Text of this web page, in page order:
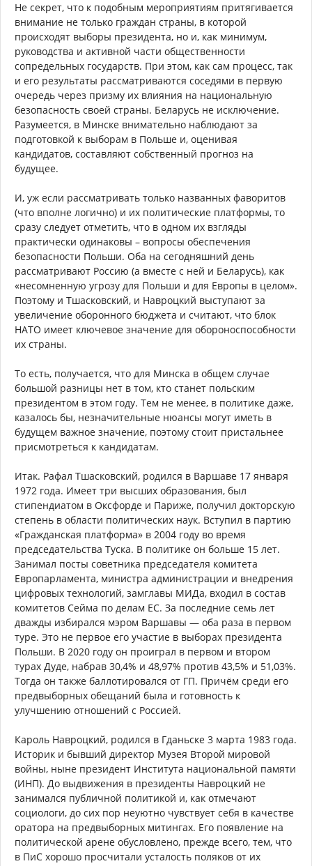
Не секрет, что к подобным мероприятиям притягивается
внимание не только граждан страны, в которой
происходят выборы президента, но и, как минимум,
руководства и активной части общественности
сопредельных государств. При этом, как сам процесс, так
и его результаты рассматриваются соседями в первую
очередь через призму их влияния на национальную
безопасность своей страны. Беларусь не исключение.
Разумеется, в Минске внимательно наблюдают за
подготовкой к выборам в Польше и, оценивая
кандидатов, составляют собственный прогноз на
будущее.
И, уж если рассматривать только названных фаворитов
(что вполне логично) и их политические платформы, то
сразу следует отметить, что в одном их взгляды
практически одинаковы – вопросы обеспечения
безопасности Польши. Оба на сегодняшний день
рассматривают Россию (а вместе с ней и Беларусь), как
«несомненную угрозу для Польши и для Европы в целом».
Поэтому и Тшасковский, и Навроцкий выступают за
увеличение оборонного бюджета и считают, что блок
НАТО имеет ключевое значение для обороноспособности
их страны.
То есть, получается, что для Минска в общем случае
большой разницы нет в том, кто станет польским
президентом в этом году. Тем не менее, в политике даже,
казалось бы, незначительные нюансы могут иметь в
будущем важное значение, поэтому стоит пристальнее
присмотреться к кандидатам.
Итак. Рафал Тшасковский, родился в Варшаве 17 января
1972 года. Имеет три высших образования, был
стипендиатом в Оксфорде и Париже, получил докторскую
степень в области политических наук. Вступил в партию
«Гражданская платформа» в 2004 году во время
председательства Туска. В политике он больше 15 лет.
Занимал посты советника председателя комитета
Европарламента, министра администрации и внедрения
цифровых технологий, замглавы МИДа, входил в состав
комитетов Сейма по делам ЕС. За последние семь лет
дважды избирался мэром Варшавы — оба раза в первом
туре. Это не первое его участие в выборах президента
Польши. В 2020 году он проиграл в первом и втором
турах Дуде, набрав 30,4% и 48,97% против 43,5% и 51,03%.
Тогда он также баллотировался от ГП. Причём среди его
предвыборных обещаний была и готовность к
улучшению отношений с Россией.
Кароль Навроцкий, родился в Гданьске 3 марта 1983 года.
Историк и бывший директор Музея Второй мировой
войны, ныне президент Института национальной памяти
(ИНП). До выдвижения в президенты Навроцкий не
занимался публичной политикой и, как отмечают
социологи, до сих пор неуютно чувствует себя в качестве
оратора на предвыборных митингах. Его появление на
политической арене обусловлено, прежде всего, тем, что
в ПиС хорошо просчитали усталость поляков от их